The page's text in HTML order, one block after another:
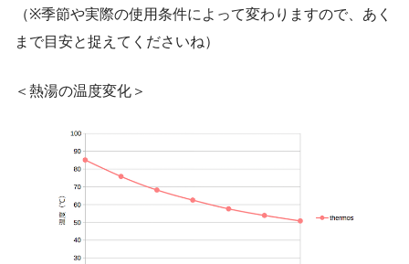
（※季節や実際の使用条件によって変わりますので、あく
まで目安と捉えてくださいね）
＜熱湯の温度変化＞